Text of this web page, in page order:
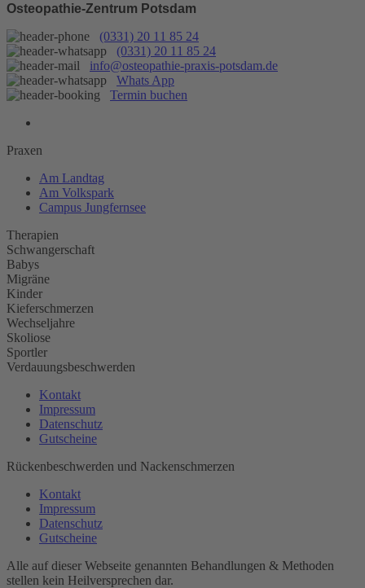
Osteopathie-Zentrum Potsdam
(0331) 20 11 85 24
(0331) 20 11 85 24
info@osteopathie-praxis-potsdam.de
Whats App
Termin buchen
Praxen
Am Landtag
Am Volkspark
Campus Jungfernsee
Therapien
Schwangerschaft
Babys
Migräne
Kinder
Kieferschmerzen
Wechseljahre
Skoliose
Sportler
Verdauungsbeschwerden
Kontakt
Impressum
Datenschutz
Gutscheine
Rückenbeschwerden und Nackenschmerzen
Kontakt
Impressum
Datenschutz
Gutscheine
Alle auf dieser Webseite genannten Behandlungen & Methoden
stellen kein Heilversprechen dar.